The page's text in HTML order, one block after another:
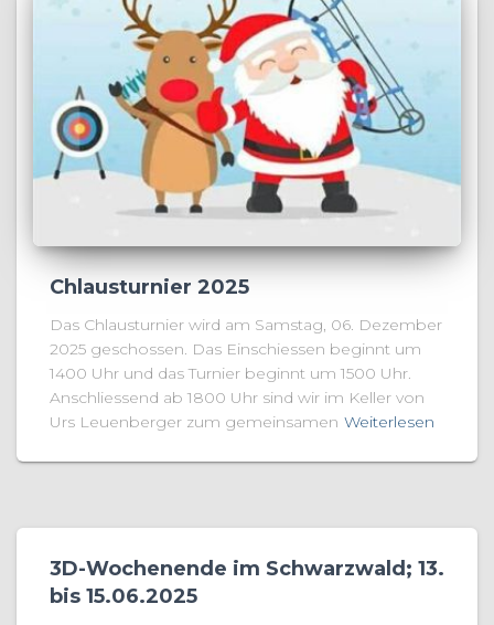
Chlausturnier 2025
Das Chlausturnier wird am Samstag, 06. Dezember
2025 geschossen. Das Einschiessen beginnt um
1400 Uhr und das Turnier beginnt um 1500 Uhr.
Anschliessend ab 1800 Uhr sind wir im Keller von
Urs Leuenberger zum gemeinsamen Weiterlesen
3D-Wochenende im Schwarzwald; 13.
bis 15.06.2025